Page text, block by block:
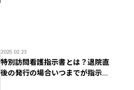
2025.02.23
特別訪問看護指示書とは？退院直
後の発行の場合いつまでが指示期